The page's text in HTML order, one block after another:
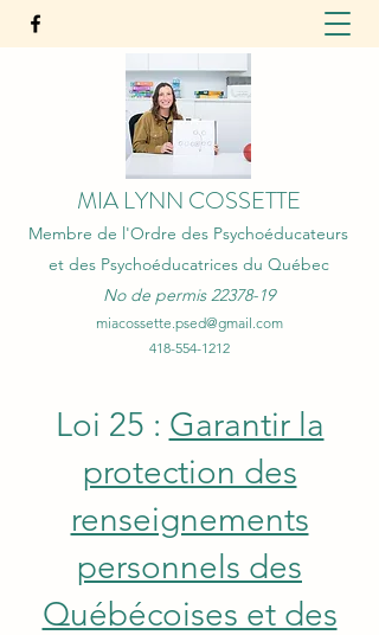
MIA LYNN COSSETTE
Membre de l'Ordre des Psychoéducateurs
et des Psychoéducatrices du Québec
No de permis22378-19
miacossette.psed@gmail.com
418-554-1212
Loi 25 : Garantir la
protection des
renseignements
personnels des
Québécoises et des